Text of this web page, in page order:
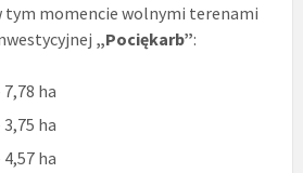
tym momencie wolnymi terenami
„Pociękarb”:
7,78 ha
3,75 ha
4,57 ha